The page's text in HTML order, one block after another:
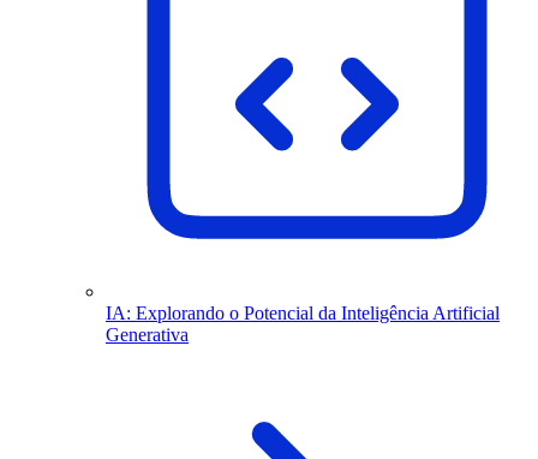
IA: Explorando o Potencial da Inteligência Artificial
Generativa